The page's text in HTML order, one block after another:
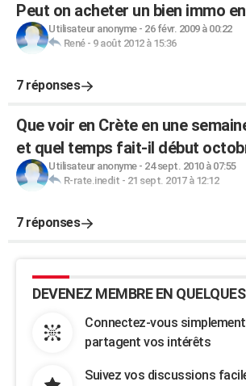
Peut on acheter un bien immo
Utilisateur anonyme- 26 févr. 2009 à 00:22
René- 9 août 2012 à 15:36
7 réponses
Que voir en Crète en une
et quel temps fait-il début
Utilisateur anonyme- 24 sept. 2010 à 07:55
R-rate.inedit - 21 sept. 2017 à 12:12
7 réponses
DEVENEZ MEMBRE EN
Connectez-vous
partagent vos intérêts
Suivez vos discussions